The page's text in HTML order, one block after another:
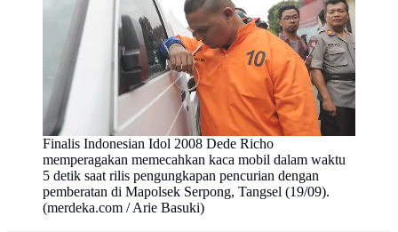
Finalis Indonesian Idol 2008 Dede Richo
memperagakan memecahkan kaca mobil dalam waktu
5 detik saat rilis pengungkapan pencurian dengan
pemberatan di Mapolsek Serpong, Tangsel (19/09).
(merdeka.com / Arie Basuki)